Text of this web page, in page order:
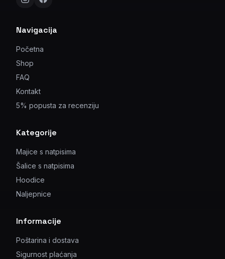
Navigacija
Početna
Shop
FAQ
Kontakt
5% popusta za recenziju
Kategorije
Majice s natpisima
Šalice s natpisima
Hoodice
Naljepnice
Informacije
Poštarina i dostava
Sigurnost plaćanja